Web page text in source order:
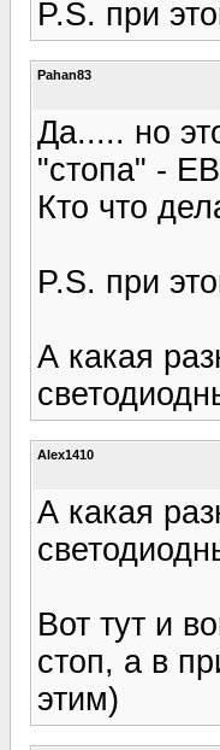
P.S. при
Pahan83
Да..... но
"стопа" -
Кто что
P.S. при
А какая
Alex1410
А какая
Вот тут и
стоп, а в
этим)